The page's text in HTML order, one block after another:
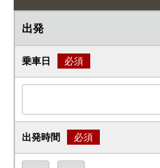
出発
乗車日 必須
出発時間 必須